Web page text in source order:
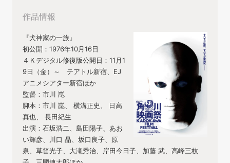
作品情報
『犬神家の一族』
初公開：1976年10月16日
４Ｋデジタル修復版公開日：11月1
9日（金）～ テアトル新宿、EJ
アニメシアター新宿ほか
監督：市川 崑
脚本：市川 崑、 横溝正史、 日高
真也、 長田紀生
出演：石坂浩二、島田陽子、あお
い輝彦、川口 晶、坂口良子、原
泉、草笛光子、大滝秀治、岸田今日子、加藤 武、高峰三枝